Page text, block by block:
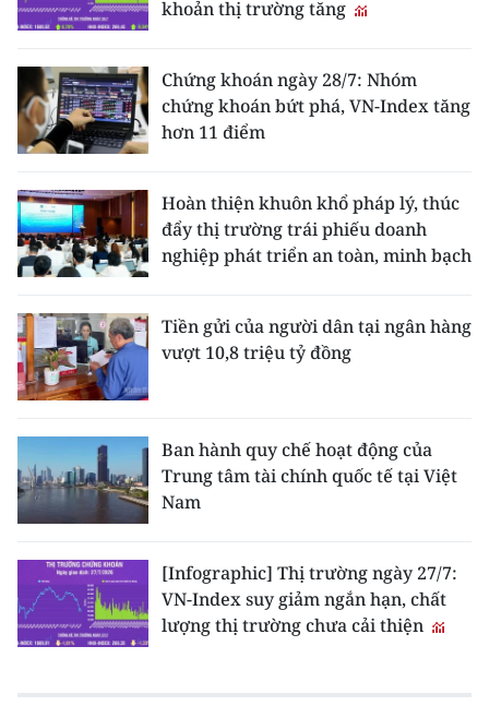
khoản thị trường tăng
Chứng khoán ngày 28/7: Nhóm
chứng khoán bứt phá, VN-Index tăng
hơn 11 điểm
Hoàn thiện khuôn khổ pháp lý, thúc
đẩy thị trường trái phiếu doanh
nghiệp phát triển an toàn, minh bạch
Tiền gửi của người dân tại ngân hàng
vượt 10,8 triệu tỷ đồng
Ban hành quy chế hoạt động của
Trung tâm tài chính quốc tế tại Việt
Nam
[Infographic] Thị trường ngày 27/7:
VN-Index suy giảm ngắn hạn, chất
lượng thị trường chưa cải thiện